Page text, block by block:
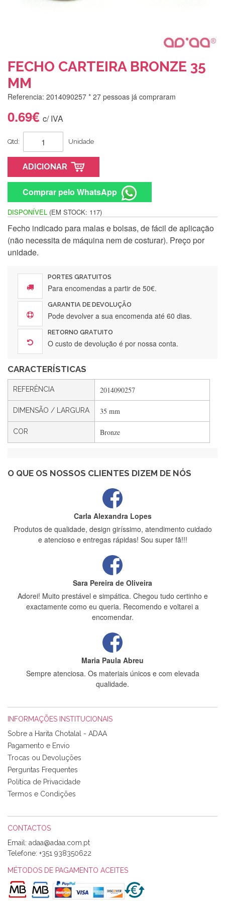
FECHO CARTEIRA BRONZE 35
MM
Referencia: 2014090257 * 27 pessoas já compraram
0.69€ c/ IVA
Qtd: Unidade
ADICIONAR
Comprar pelo WhatsApp
DISPONÍVEL (EM STOCK: 117)
Fecho indicado para malas e bolsas, de fácil de aplicação
(não necessita de máquina nem de costurar). Preço por
unidade.
PORTES GRATUITOS
Para encomendas a partir de 50€.
GARANTIA DE DEVOLUÇÃO
Pode devolver a sua encomenda até 60 dias.
RETORNO GRATUITO
O custo de devolução é por nossa conta.
CARACTERÍSTICAS
REFERÊNCIA 2014090257
DIMENSÃO / LARGURA 35 mm
COR Bronze
O QUE OS NOSSOS CLIENTES DIZEM DE NÓS
encomendar.
Silvia André
Gostei ,Serviço bastante rápido. recomendo
Rápido, atendimento 5*. Hoje chegará a segunda encomenda
feita de muitas certamente❤️
estrelas
Carla Alexandra Lopes
Produtos de qualidade, design giríssimo, atendimento cuidado
e atencioso e entregas rápidas! Sou super fã!!!
Sara Pereira de Oliveira
Adorei! Muito prestável e simpática. Chegou tudo certinho e
exactamente como eu queria. Recomendo e voltarei a
encomendar.
Maria Paula Abreu
Sempre atenciosa. Os materiais únicos e com elevada
qualidade.
Tudo chegou em condições, pois os produtos vieram muito
bem acondicionados. Estou plenamente satisfeita com os
produtos adquiridos. Relativamente à bolsa, tem um tecido
com um padrão e cores muito bonitas e a execução está
perfeitíssima. Futuramente penso voltar a comprar na vossa
loja, têm excelentes artigos a um preço muito justo. A
Alexandra Morais
Olá boa Noite. Os meus tecidos chegaram hoje. Muito
obrigada pelo miminho que dá um jeitaço pras minhas linhas
de bordar e não sei o que pões nos tecidos, mas que cheiram
maravilhosamente ... cheiram! :) Muito Obrigada.
INFORMAÇÕES INSTITUCIONAIS
Sobre a Harita Chotalal - ADAA
Pagamento e Envio
Trocas ou Devoluções
Perguntas Frequentes
Política de Privacidade
Termos e Condições
CONTACTOS
Email:
Telefone: +351 938350622
MÉTODOS DE PAGAMENTO ACEITES